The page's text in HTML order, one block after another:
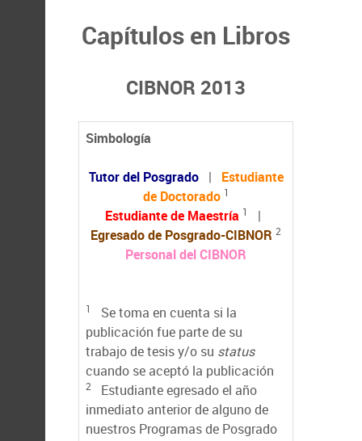
Capítulos en Libros
CIBNOR 2013
Simbología
Tutor del Posgrado| Estudiante
de Doctorado 1
Estudiante de Maestría 1
|
Egresado de Posgrado-CIBNOR 2
Personal del CIBNOR
1
Se toma en cuenta si la
publicación fue parte de su
trabajo de tesis y/o su status
cuando se aceptó la publicación
2
Estudiante egresado el año
inmediato anterior de alguno de
nuestros Programas de Posgrado